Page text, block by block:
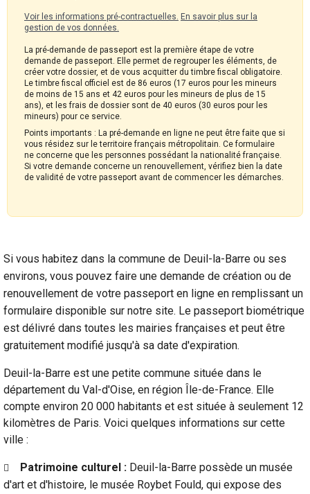
Voir les informations pré-contractuelles. En savoir plus sur la
gestion de vos données.
La pré-demande de passeport est la première étape de votre
demande de passeport. Elle permet de regrouper les éléments, de
créer votre dossier, et de vous acquitter du timbre fiscal obligatoire.
Le timbre fiscal officiel est de 86 euros (17 euros pour les mineurs
de moins de 15 ans et 42 euros pour les mineurs de plus de 15
ans), et les frais de dossier sont de 40 euros (30 euros pour les
mineurs) pour ce service.
Points importants : La pré-demande en ligne ne peut être faite que si
vous résidez sur le territoire français métropolitain. Ce formulaire
ne concerne que les personnes possédant la nationalité française.
Si votre demande concerne un renouvellement, vérifiez bien la date
de validité de votre passeport avant de commencer les démarches.
Si vous habitez dans la commune de Deuil-la-Barre ou ses
environs, vous pouvez faire une demande de création ou de
renouvellement de votre passeport en ligne en remplissant un
formulaire disponible sur notre site. Le passeport biométrique
est délivré dans toutes les mairies françaises et peut être
gratuitement modifié jusqu'à sa date d'expiration.
Deuil-la-Barre est une petite commune située dans le
département du Val-d'Oise, en région Île-de-France. Elle
compte environ 20 000 habitants et est située à seulement 12
kilomètres de Paris. Voici quelques informations sur cette
ville :
Patrimoine culturel : Deuil-la-Barre possède un musée
d'art et d'histoire, le musée Roybet Fould, qui expose des